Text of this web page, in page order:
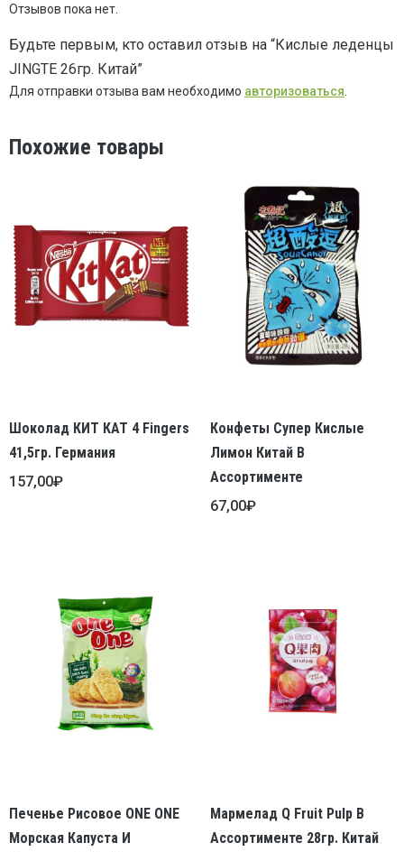
Отзывов пока нет.
Будьте первым, кто оставил отзыв на “Кислые леденцы
JINGTE 26гр. Китай”
Для отправки отзыва вам необходимо авторизоваться
Похожие товары
Шоколад КИТ КАТ 4 Fingers
41,5гр. Германия
157,00₽
Конфеты Супер Кислые
Лимон Китай В
Ассортименте
67,00₽
Печенье Рисовое ONE ONE
Морская Капуста И
Мармелад Q Fruit Pulp В
Ассортименте 28гр. Китай